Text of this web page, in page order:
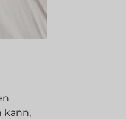
kann,